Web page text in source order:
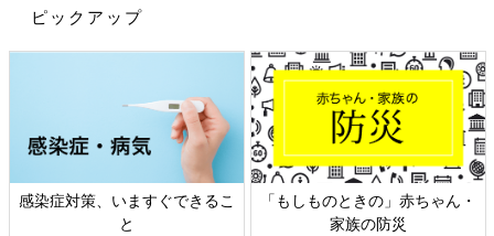
ピックアップ
感染症対策、いますぐできるこ
と
「もしものときの」赤ちゃん・
家族の防災